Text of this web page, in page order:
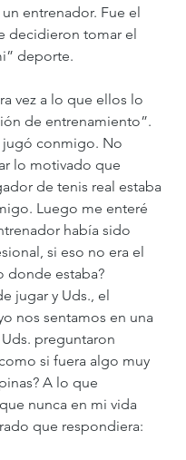
entrenador. Fue el
decidieron tomar el
deporte.
vez a lo que ellos lo
de entrenamiento”.
jugó conmigo. No
lo motivado que
de tenis real estaba
Luego me enteré
había sido
si eso no era el
donde estaba?
jugar y Uds., el
nos sentamos en una
preguntaron
si fuera algo muy
A lo que
nunca en mi vida
que respondiera: